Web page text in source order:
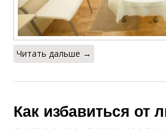
Читать дальше →
Как избавиться от